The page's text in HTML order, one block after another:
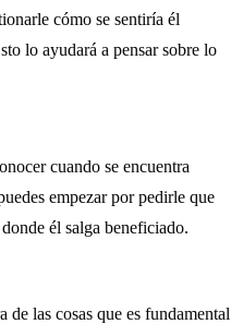
cómo se sentiría él
lo ayudará a pensar sobre lo
cuando se encuentra
empezar por pedirle que
él salga beneficiado.
las cosas que es fundamental